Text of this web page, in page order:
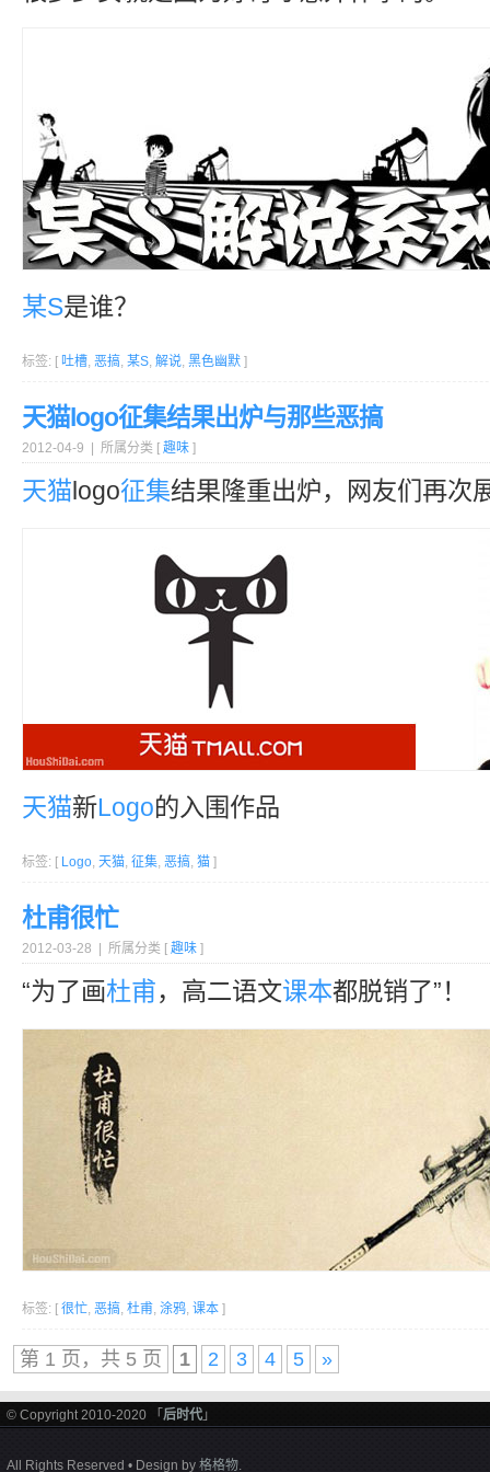
某S是谁？
标签: [ 吐槽, 恶搞, 某S, 解说, 黑色幽默 ]
天猫logo征集结果出炉与那些恶搞
2012-04-9 | 所属分类 [ 趣味 ]
天猫logo征集结果隆重出炉，网友们再次
天猫新Logo的入围作品
标签: [ Logo, 天猫, 征集, 恶搞, 猫 ]
杜甫很忙
2012-03-28 | 所属分类 [ 趣味 ]
“为了画杜甫，高二语文课本都脱销了”！
标签: [ 很忙, 恶搞, 杜甫, 涂鸦, 课本 ]
第 1 页，共 5 页 1 2 3 4 5 »
© Copyright 2010-2020 「 后时代 」
All Rights Reserved • Design by 格格物.